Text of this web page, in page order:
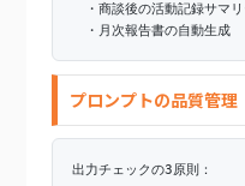
・商談後の活動記録サマリ
・月次報告書の自動生成
プロンプトの品質管理
出力チェックの3原則：